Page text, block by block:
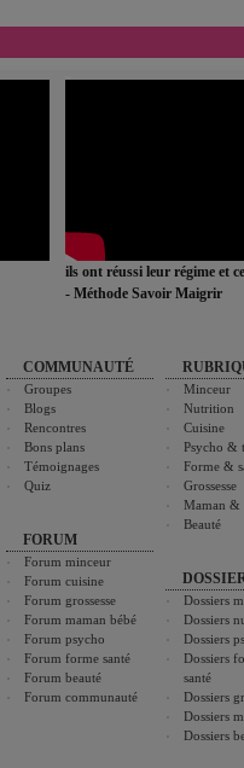
ils ont réussi leur régime et
- Méthode Savoir Maigrir
COMMUNAUTÉ
Groupes
Blogs
Rencontres
Bons plans
Témoignages
Quiz
FORUM
Forum minceur
Forum cuisine
Forum grossesse
Forum maman bébé
Forum psycho
Forum forme santé
Forum beauté
Forum communauté
Minceur
Nutrition
Cuisine
Psycho &
Forme &
Grossesse
Maman &
Beauté
Dossiers
Dossiers
Dossiers
Dossiers
santé
Dossiers
Dossiers
Dossiers